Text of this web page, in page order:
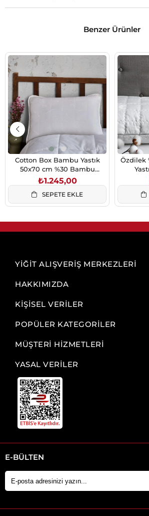
Benzer Ürünler
Cotton Box Bambu Yastık
50x70 cm %30 Bambu
Kumaş Mikrojel Dolgulu 900
gr
₺1.245,00
SEPETE EKLE
Özdilek
YİĞİT ALIŞVERİŞ MERKEZLERİ
HAKKIMIZDA
KİŞİSEL VERİLER
POPÜLER KATEGORİLER
MÜŞTERİ HİZMETLERİ
YASAL VERİLER
E-BÜLTEN